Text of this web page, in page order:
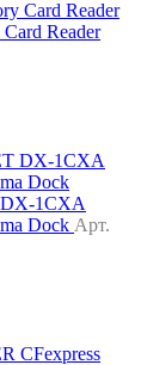
Reader
DX-1CXA
Dock Арт.